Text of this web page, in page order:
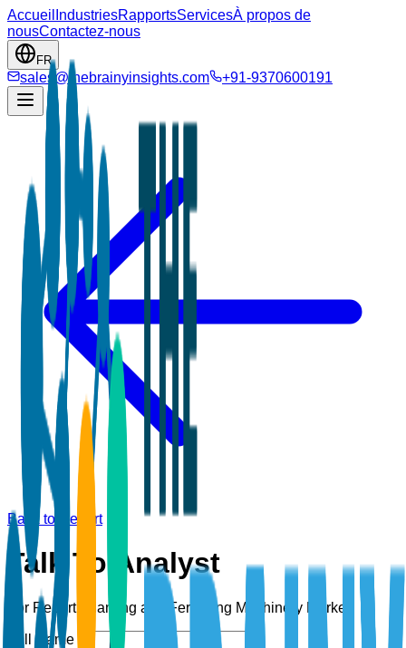
Accueil IndustriesRapportsServicesÀ propos de
nousContactez-nous
FR
sales@thebrainyinsights.com +91-9370600191
Back to Report
Talk To Analyst
For Report: Planting and Fertilizing Machinery Market
Full Name *